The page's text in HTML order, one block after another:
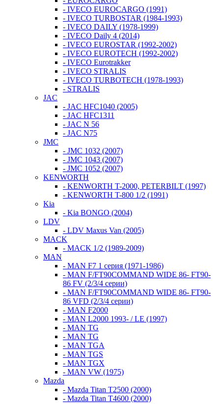
- IVECO EUROCARGO (1991)
- IVECO TURBOSTAR (1984-1993)
- IVECO DAILY (1978-1999)
- IVECO Daily 4 (2014)
- IVECO EUROSTAR (1992-2002)
- IVECO EUROTECH (1992-2002)
- IVECO Eurotrakker
- IVECO STRALIS
- IVECO TURBOTECH (1978-1993)
- STRALIS
JAC
- JAC HFC1040 (2005)
- JAC HFC1311
- JAC N 56
- JAC N75
JMC
- JMC 1032 (2007)
- JMC 1043 (2007)
- JMC 1052 (2007)
KENWORTH
- KENWORTH T-2000, PETERBILT (1997)
- KENWORTH T-800 1/2 (1991)
Kia
- Kia BONGO (2004)
LDV
- LDV Maxus Van (2005)
MACK
- MACK 1/2 (1989-2009)
MAN
- MAN F7 1 серия (1971-1986)
- MAN F/FT90COMMAND WIDE 86- FT90-
86 FV (2/3/4 серии)
- MAN F/FT90COMMAND WIDE 86- FT90-
86 VFD (2/3/4 серии)
- MAN F2000
- MAN L2000 1993- / LE (1997)
- MAN TG
- MAN TG
- MAN TGA
- MAN TGS
- MAN TGX
- MAN VW (1975)
Mazda
- Mazda Titan T2500 (2000)
- Mazda Titan T4600 (2000)